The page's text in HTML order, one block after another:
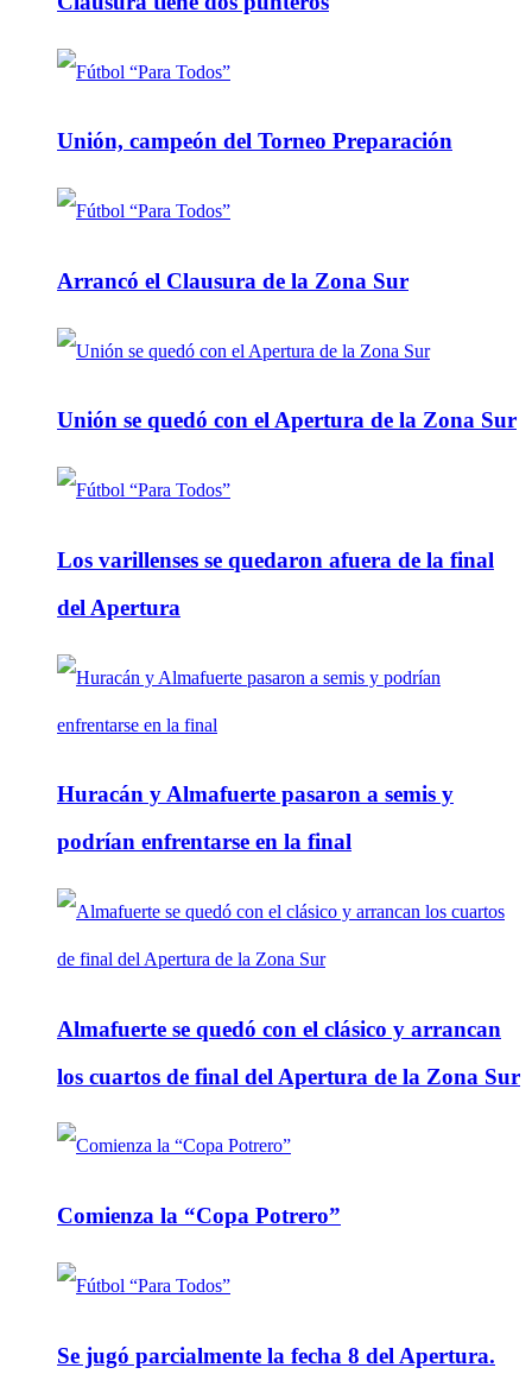
Unión, campeón del Torneo Preparación
Arrancó el Clausura de la Zona Sur
Unión se quedó con el Apertura de la Zona Sur
Los varillenses se quedaron afuera de la final
del Apertura
Huracán y Almafuerte pasaron a semis y
podrían enfrentarse en la final
Almafuerte se quedó con el clásico y arrancan
los cuartos de final del Apertura de la Zona Sur
Comienza la “Copa Potrero”
Se jugó parcialmente la fecha 8 del Apertura.